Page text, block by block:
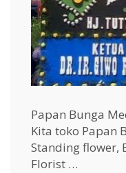
Papan Bunga
Kita toko Papan
Standing flower,
Florist …